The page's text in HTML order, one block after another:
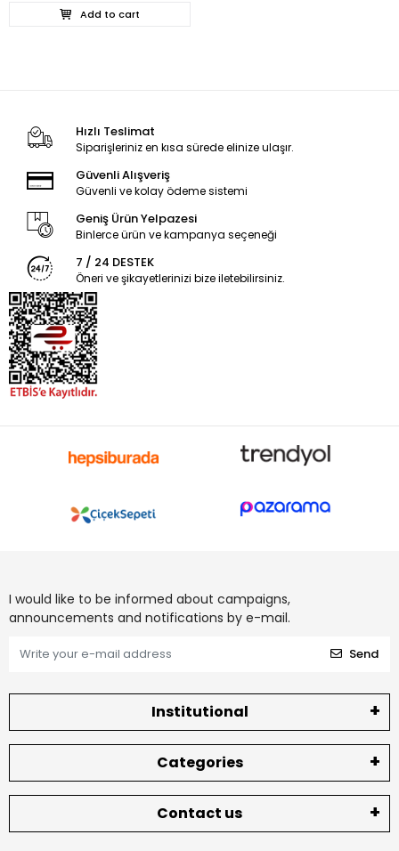
Add to cart
Hızlı Teslimat
Siparişleriniz en kısa sürede elinize ulaşır.
Güvenli Alışveriş
Güvenli ve kolay ödeme sistemi
Geniş Ürün Yelpazesi
Binlerce ürün ve kampanya seçeneği
7 / 24 DESTEK
Öneri ve şikayetlerinizi bize iletebilirsiniz.
I would like to be informed about campaigns,
announcements and notifications by e-mail.
Send
Institutional
Categories
Contact us